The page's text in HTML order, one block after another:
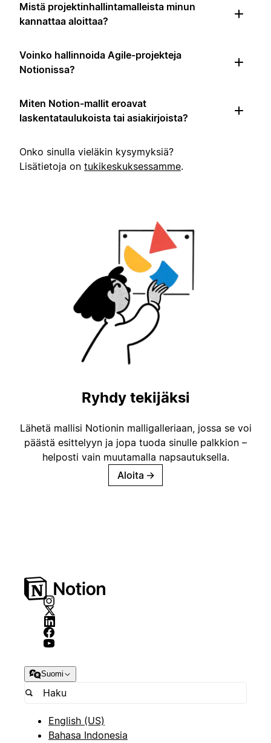
Mistä projektinhallintamalleista minun
kannattaa aloittaa?
Voinko hallinnoida Agile-projekteja
Notionissa?
Miten Notion-mallit eroavat
laskentataulukoista tai asiakirjoista?
Onko sinulla vieläkin kysymyksiä?
Lisätietoja on tukikeskuksessamme.
Ryhdy tekijäksi
Lähetä mallisi Notionin malligalleriaan, jossa se voi
päästä esittelyyn ja jopa tuoda sinulle palkkion –
helposti vain muutamalla napsautuksella.
Aloita →
Suomi
English (US)
Bahasa Indonesia